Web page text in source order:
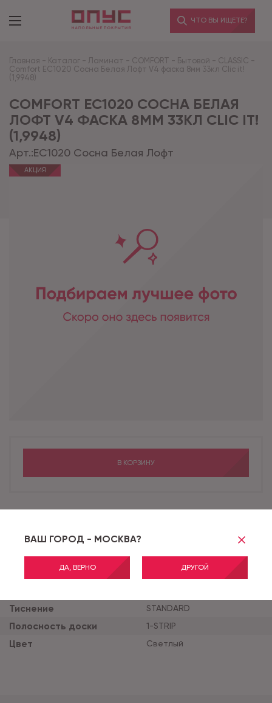
ВАШ ГОРОД - МОСКВА?
ДА, ВЕРНО ДРУГОЙ
ЧТО ВЫ ИЩЕТЕ?
Главная - Каталог - Ламинат - COMFORT - Бытовой - CLASSIC -
Comfort EC1020 Сосна Белая Лофт V4 фаска 8мм 33кл Clic it!
(1,9948)
COMFORT EC1020 СОСНА БЕЛАЯ
ЛОФТ V4 ФАСКА 8ММ 33КЛ CLIC IT!
(1,9948)
Арт.:EC1020 Сосна Белая Лофт
АКЦИЯ
Коллекция 8/33 CLASSIC COMFORT
Класс применения 33
Толщина продукта (мм)
Тиснение STANDARD
Полосность доски 1-STRIP
Цвет Светлый
В КОРЗИНУ